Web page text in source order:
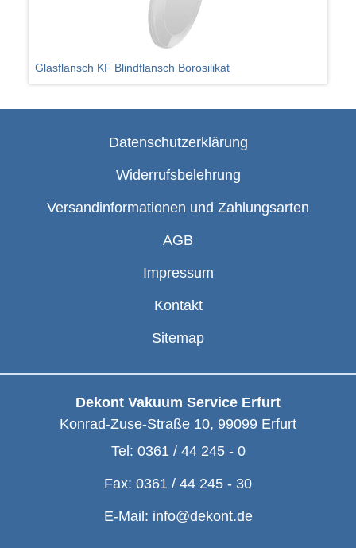
Glasflansch KF Blindflansch Borosilikat
Datenschutzerklärung
Widerrufsbelehrung
Versandinformationen und Zahlungsarten
AGB
Impressum
Kontakt
Sitemap
Dekont Vakuum Service Erfurt
Konrad-Zuse-Straße 10, 99099 Erfurt
Tel: 0361 / 44 245 - 0
Fax: 0361 / 44 245 - 30
E-Mail: info@dekont.de